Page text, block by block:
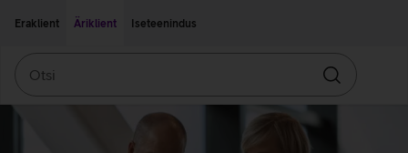
Eraklient
Äriklient Iseteenindus
Otsin